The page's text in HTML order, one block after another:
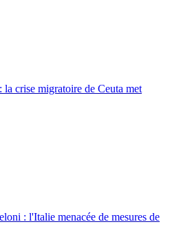
la crise migratoire de Ceuta met
: l'Italie menacée de mesures de